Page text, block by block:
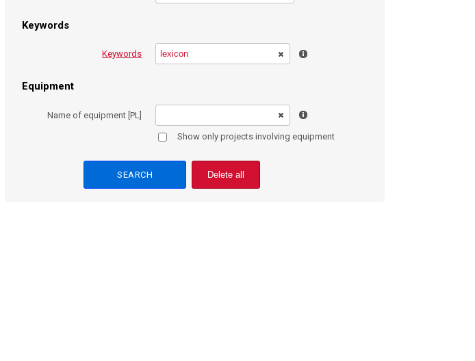
Keywords
Keywords
Equipment
Name of equipment [PL]
Show only projects involving equipment
Delete all